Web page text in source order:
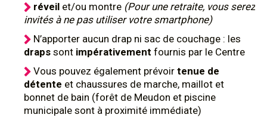
réveil et/ou montre (Pour une retraite, vous serez
invités à ne pas utiliser votre smartphone)
N’apporter aucun drap ni sac de couchage : les
draps sont impérativement fournis par le Centre
Vous pouvez également prévoir tenue de
détente et chaussures de marche, maillot et
bonnet de bain (forêt de Meudon et piscine
municipale sont à proximité immédiate)